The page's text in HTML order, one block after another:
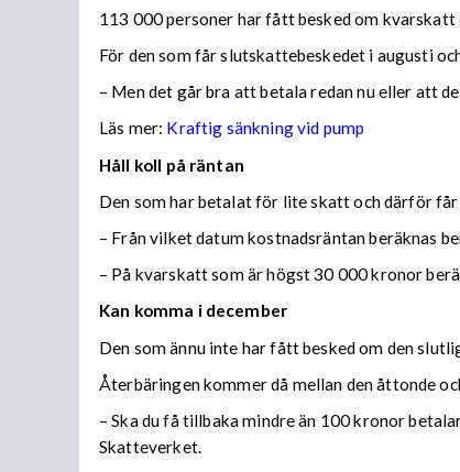
113 000 personer har fått besked om
För den som får slutskattebeskedet i augusti
– Men det går bra att betala redan nu eller att
Läs mer: Kraftig sänkning vid pump
Håll koll på räntan
Den som har betalat för lite skatt och därför
– Från vilket datum kostnadsräntan beräknas
– På kvarskatt som är högst 30 000 kronor
Kan komma i december
Den som ännu inte har fått besked om den
Återbäringen kommer då mellan den åttonde
– Ska du få tillbaka mindre än 100 kronor
Skatteverket.